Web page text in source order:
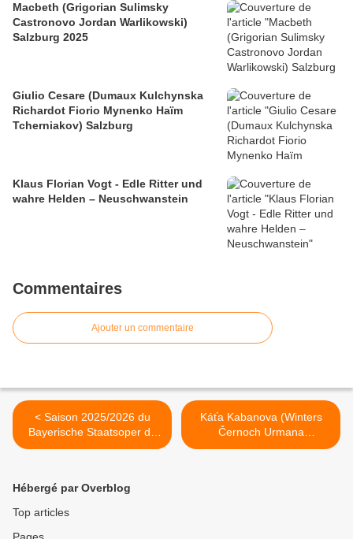
Macbeth (Grigorian Sulimsky
Castronovo Jordan Warlikowski)
Salzburg 2025
Giulio Cesare (Dumaux Kulchynska
Richardot Fiorio Mynenko Haïm
Tcherniakov) Salzburg
Klaus Florian Vogt - Edle Ritter und
wahre Helden – Neuschwanstein
Commentaires
Ajouter un commentaire
< Saison 2025/2026 du
Bayerische Staatsoper de
Munich (BSO)
Káťa Kabanova (Winters
Černoch Urmana
Warlikowski Albrecht
Hébergé par Overblog
Top articles